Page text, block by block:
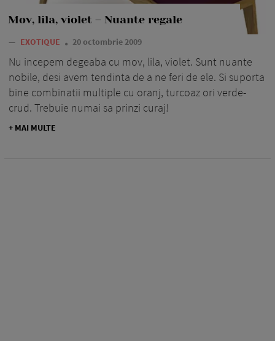
Mov, lila, violet – Nuante regale
— EXOTIQUE 20 octombrie 2009
Nu incepem degeaba cu mov, lila, violet. Sunt nuante
nobile, desi avem tendinta de a ne feri de ele. Si suporta
bine combinatii multiple cu oranj, turcoaz ori verde-
crud. Trebuie numai sa prinzi curaj!
+ MAI MULTE